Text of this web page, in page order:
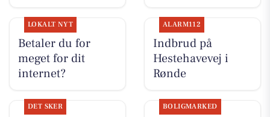
LOKALT NYT
Betaler du for
meget for dit
internet?
ALARM112
Indbrud på
Hestehavevej i
Rønde
DET SKER BOLIGMARKED